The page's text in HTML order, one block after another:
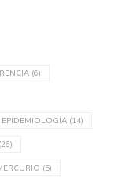
(6)
EPIDEMIOLOGÍA (14)
(26)
(5)